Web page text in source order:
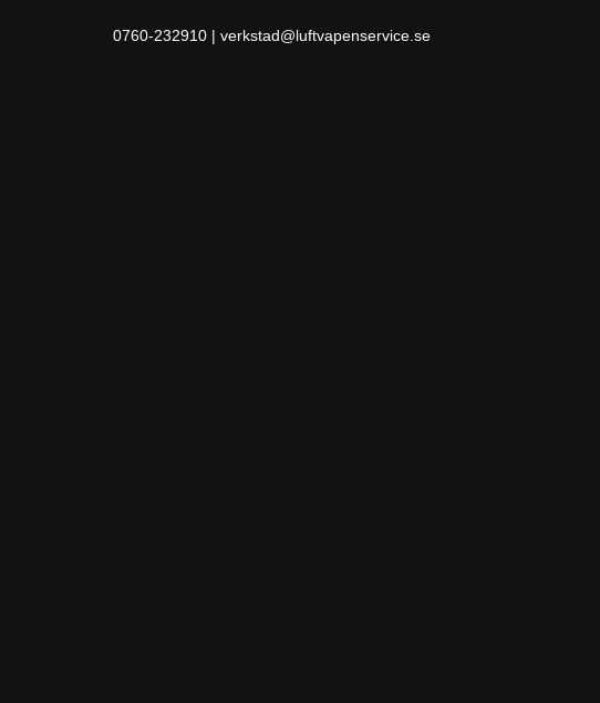
0760-232910 | verkstad@luftvapenservice.se